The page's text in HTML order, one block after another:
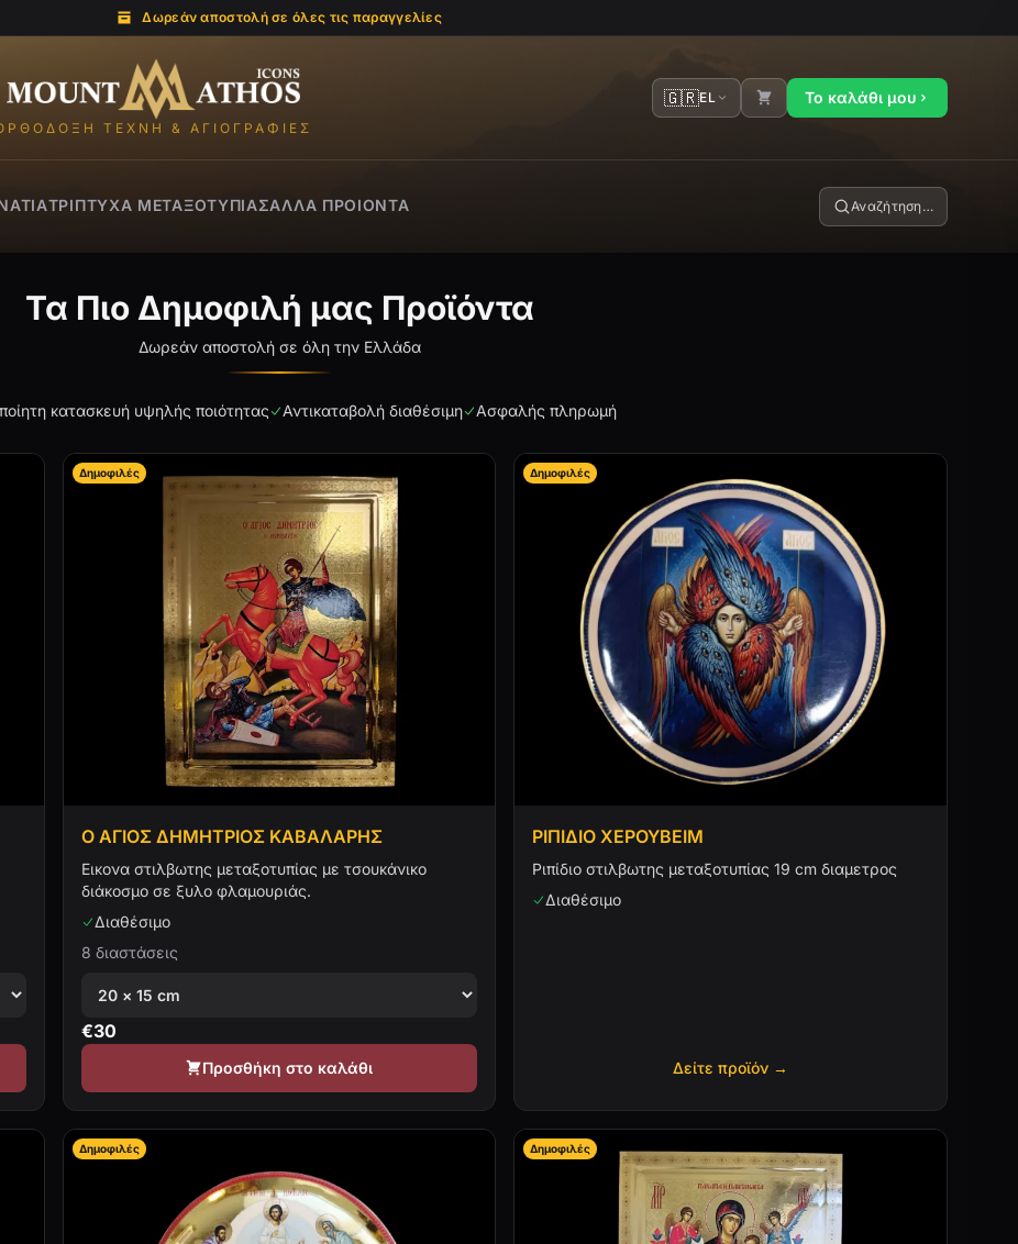
Δωρεάν αποστολή σε όλες τις παραγγελίες
Mount Athos Icons
ΤΈΧΝΗ & ΑΓΙΟΓΡΑΦΊΕΣ
🇬🇷EL Το καλάθι μου
ΤΡΊΠΤΥΧΑ ΜΕΤΑΞΟΤΥΠΊΑΣΑΛΛΑ ΠΡΟΙΌΝΤΑ Αναζήτηση…
Τα Πιο Δημοφιλή μας Προϊόντα
Δωρεάν αποστολή σε όλη την Ελλάδα
κατασκευή υψηλής ποιότητας Αντικαταβολή διαθέσιμη Ασφαλής πληρωμή
Δημοφιλές
Ο ΑΓΙΟΣ ΔΗΜΗΤΡΙΟΣ ΚΑΒΑΛΑΡΗΣ
Εικονα στιλβωτης μεταξοτυπίας με τσουκάνικο
διάκοσμο σε ξυλο φλαμουριάς.
Διαθέσιμο
8 διαστάσεις
€30
Προσθήκη στο καλάθι
Δημοφιλές
ΡΙΠΙΔΙΟ ΧΕΡΟΥΒΕΙΜ
Ριπίδιο στιλβωτης μεταξοτυπίας 19 cm διαμετρος
Διαθέσιμο
Δείτε προϊόν →
Δημοφιλές Δημοφιλές